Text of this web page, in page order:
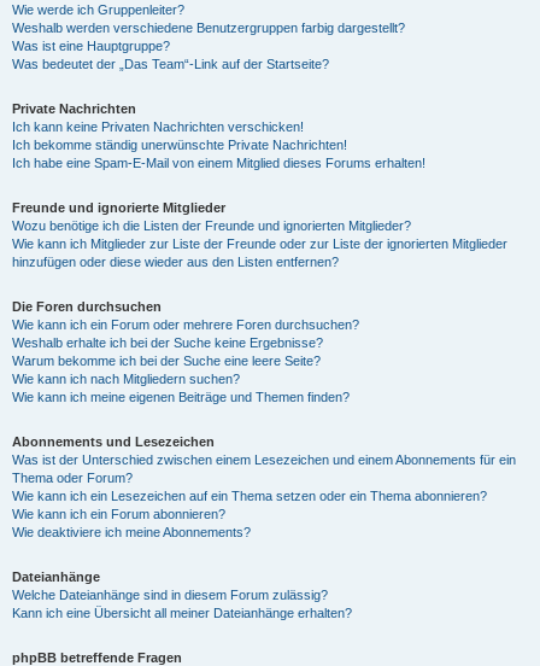
Wie werde ich Gruppenleiter?
Weshalb werden verschiedene Benutzergruppen farbig dargestellt?
Was ist eine Hauptgruppe?
Was bedeutet der „Das Team“-Link auf der Startseite?
Private Nachrichten
Ich kann keine Privaten Nachrichten verschicken!
Ich bekomme ständig unerwünschte Private Nachrichten!
Ich habe eine Spam-E-Mail von einem Mitglied dieses Forums erhalten!
Freunde und ignorierte Mitglieder
Wozu benötige ich die Listen der Freunde und ignorierten Mitglieder?
Wie kann ich Mitglieder zur Liste der Freunde oder zur Liste der ignorierten Mitglieder
hinzufügen oder diese wieder aus den Listen entfernen?
Die Foren durchsuchen
Wie kann ich ein Forum oder mehrere Foren durchsuchen?
Weshalb erhalte ich bei der Suche keine Ergebnisse?
Warum bekomme ich bei der Suche eine leere Seite?
Wie kann ich nach Mitgliedern suchen?
Wie kann ich meine eigenen Beiträge und Themen finden?
Abonnements und Lesezeichen
Was ist der Unterschied zwischen einem Lesezeichen und einem Abonnements für ein
Thema oder Forum?
Wie kann ich ein Lesezeichen auf ein Thema setzen oder ein Thema abonnieren?
Wie kann ich ein Forum abonnieren?
Wie deaktiviere ich meine Abonnements?
Dateianhänge
Welche Dateianhänge sind in diesem Forum zulässig?
Kann ich eine Übersicht all meiner Dateianhänge erhalten?
phpBB betreffende Fragen